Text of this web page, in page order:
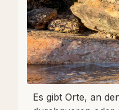
Es gibt Orte, an